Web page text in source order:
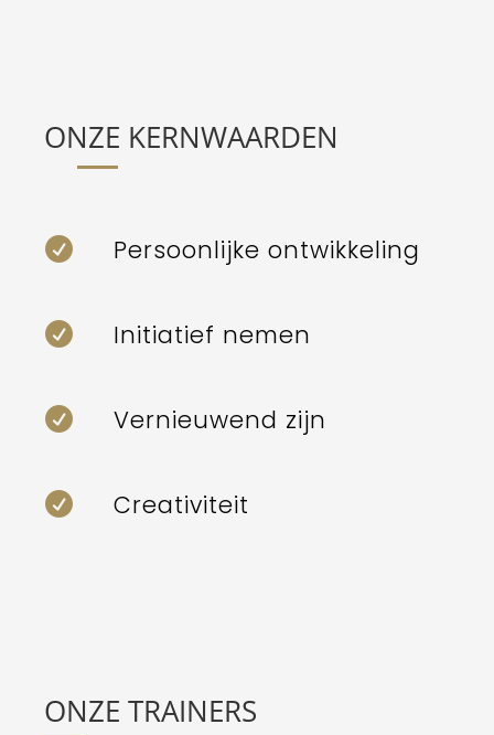
ONZE KERNWAARDEN
 Persoonlijke ontwikkeling
 Initiatief nemen
 Vernieuwend zijn
 Creativiteit
ONZE TRAINERS